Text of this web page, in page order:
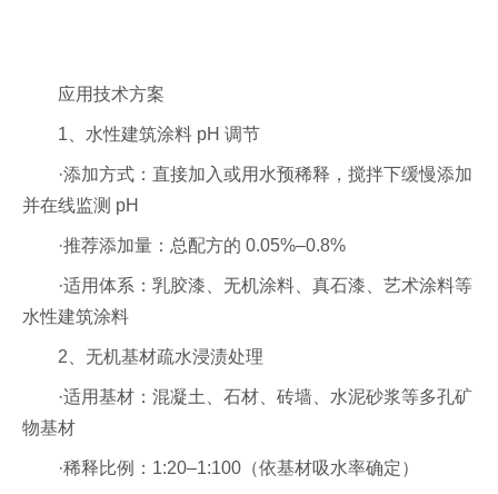
应用技术方案
1、水性建筑涂料 pH 调节
·添加方式：直接加入或用水预稀释，搅拌下缓慢添加
并在线监测 pH
·推荐添加量：总配方的 0.05%–0.8%
·适用体系：乳胶漆、无机涂料、真石漆、艺术涂料等
水性建筑涂料
2、无机基材疏水浸渍处理
·适用基材：混凝土、石材、砖墙、水泥砂浆等多孔矿
物基材
·稀释比例：1:20–1:100（依基材吸水率确定）